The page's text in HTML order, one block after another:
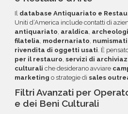
errati.
maggiori informazioni su
questa opzione.
Il database Antiquariato e
Uniti d’America include contatti di
antiquariato, araldica,
filatelia, modernariato,
rivendita di oggetti usati. È
per il restauro, servizi di
culturali che desiderano avviare
marketing o strategie di sales
Filtri Avanzati per
e dei Beni Culturali